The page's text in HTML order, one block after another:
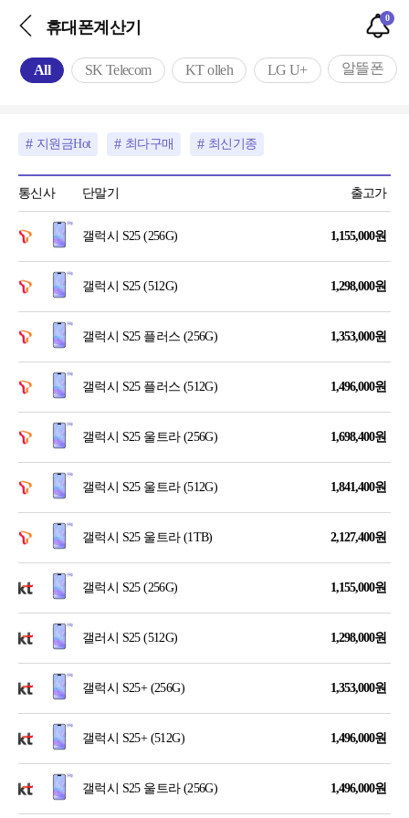
휴대폰계산기
0
All SK Telecom KT olleh LG U+ 알뜰폰
지원금Hot 최다구매 최신기종
통신사 단말기 출고가
갤럭시 S25 (256G) 1,155,000원
갤럭시 S25 (512G) 1,298,000원
갤럭시 S25 플러스 (256G) 1,353,000원
갤럭시 S25 플러스 (512G) 1,496,000원
갤럭시 S25 울트라 (256G) 1,698,400원
갤럭시 S25 울트라 (512G) 1,841,400원
갤럭시 S25 울트라 (1TB) 2,127,400원
갤럭시 S25 (256G) 1,155,000원
갤러시 S25 (512G) 1,298,000원
갤럭시 S25+ (256G) 1,353,000원
갤럭시 S25+ (512G) 1,496,000원
갤럭시 S25 울트라 (256G) 1,496,000원